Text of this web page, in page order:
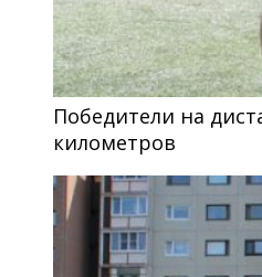
Победители на
километров